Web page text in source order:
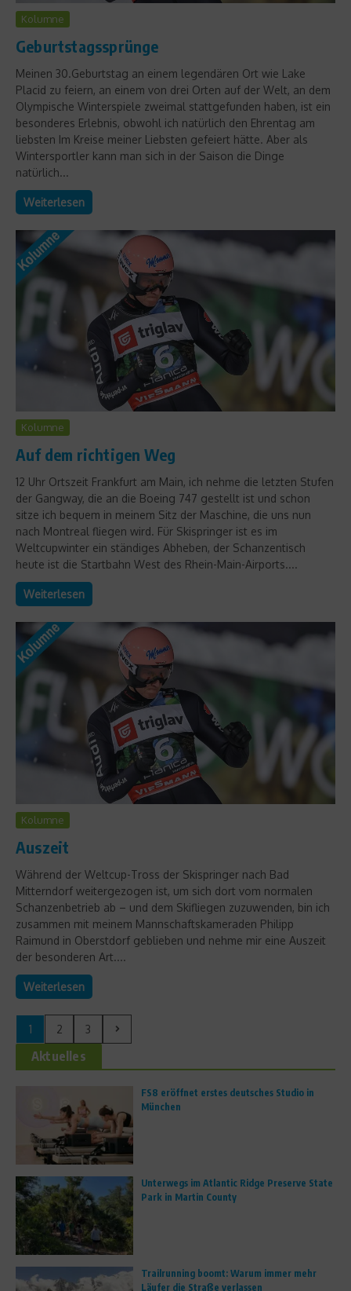
Kolumne
Geburtstagssprünge
Meinen 30.Geburtstag an einem legendären Ort wie Lake
Placid zu feiern, an einem von drei Orten auf der Welt, an dem
Olympische Winterspiele zweimal stattgefunden haben, ist ein
besonderes Erlebnis, obwohl ich natürlich den Ehrentag am
liebsten Im Kreise meiner Liebsten gefeiert hätte. Aber als
Wintersportler kann man sich in der Saison die Dinge
natürlich...
Weiterlesen
Kolumne
Auf dem richtigen Weg
12 Uhr Ortszeit Frankfurt am Main, ich nehme die letzten Stufen
der Gangway, die an die Boeing 747 gestellt ist und schon
sitze ich bequem in meinem Sitz der Maschine, die uns nun
nach Montreal fliegen wird. Für Skispringer ist es im
Weltcupwinter ein ständiges Abheben, der Schanzentisch
heute ist die Startbahn West des Rhein-Main-Airports....
Weiterlesen
Kolumne
Auszeit
Während der Weltcup-Tross der Skispringer nach Bad
Mitterndorf weitergezogen ist, um sich dort vom normalen
Schanzenbetrieb ab – und dem Skifliegen zuzuwenden, bin ich
zusammen mit meinem Mannschaftskameraden Philipp
Raimund in Oberstdorf geblieben und nehme mir eine Auszeit
der besonderen Art....
Weiterlesen
1 2 3
Aktuelles
FS8 eröffnet erstes deutsches Studio in
München
Unterwegs im Atlantic Ridge Preserve State
Park in Martin County
Trailrunning boomt: Warum immer mehr
Läufer die Straße verlassen